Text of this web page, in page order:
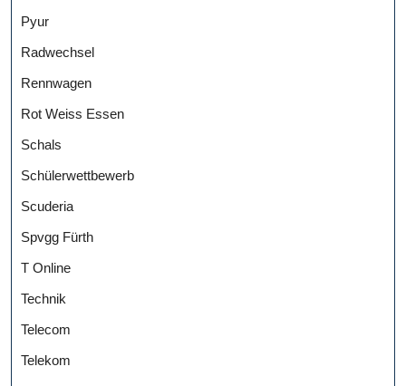
Pyur
Radwechsel
Rennwagen
Rot Weiss Essen
Schals
Schülerwettbewerb
Scuderia
Spvgg Fürth
T Online
Technik
Telecom
Telekom